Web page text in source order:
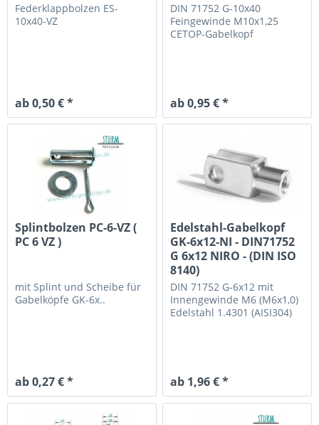
Federklappbolzen ES-
10x40-VZ
ab 0,50 € *
DIN 71752 G-10x40
Feingewinde M10x1,25
CETOP-Gabelkopf
ab 0,95 € *
Splintbolzen PC-6-VZ (
PC 6 VZ )
mit Splint und Scheibefür
Gabelköpfe GK-6x..
ab 0,27 € *
Edelstahl-Gabelkopf
GK-6x12-NI - DIN71752
G 6x12 NIRO - (DIN ISO
8140)
DIN 71752 G-6x12 mit
Innengewinde M6 (M6x1,0)
Edelstahl 1.4301 (AISI304)
ab 1,96 € *